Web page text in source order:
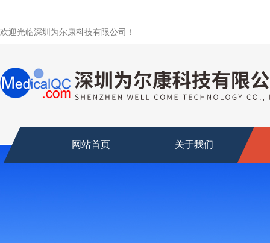
欢迎光临深圳为尔康科技有限公司！
网站首页 关于我们